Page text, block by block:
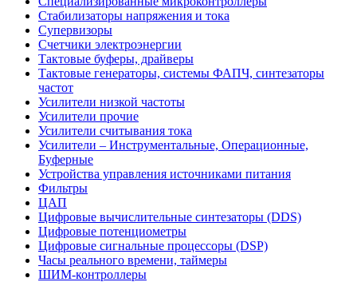
Стабилизаторы напряжения и тока
Супервизоры
Счетчики электроэнергии
Тактовые буферы, драйверы
Тактовые генераторы, системы ФАПЧ, синтезаторы
частот
Усилители низкой частоты
Усилители прочие
Усилители считывания тока
Усилители – Инструментальные, Операционные,
Буферные
Устройства управления источниками питания
Фильтры
ЦАП
Цифровые вычислительные синтезаторы (DDS)
Цифровые потенциометры
Цифровые сигнальные процессоры (DSP)
Часы реального времени, таймеры
ШИМ-контроллеры